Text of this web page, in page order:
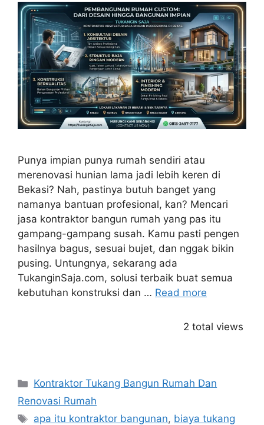
Punya impian punya rumah sendiri atau
merenovasi hunian lama jadi lebih keren di
Bekasi? Nah, pastinya butuh banget yang
namanya bantuan profesional, kan? Mencari
jasa kontraktor bangun rumah yang pas itu
gampang-gampang susah. Kamu pasti pengen
hasilnya bagus, sesuai bujet, dan nggak bikin
pusing. Untungnya, sekarang ada
TukanginSaja.com, solusi terbaik buat semua
kebutuhan konstruksi dan … Read more
2 total views
Categories
Kontraktor Tukang Bangun Rumah Dan
Renovasi Rumah
Tags
apa itu kontraktor bangunan, biaya tukang